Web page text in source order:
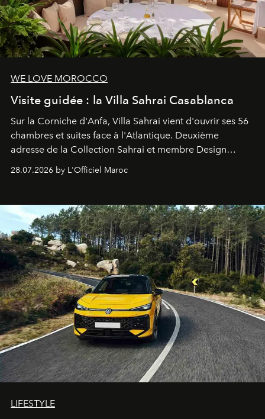
WE LOVE MOROCCO
Visite guidée : la Villa Sahrai Casablanca
Sur la Corniche d'Anfa, Villa Sahrai vient d'ouvrir ses 56
chambres et suites face à l'Atlantique. Deuxième
adresse de la Collection Sahrai et membre Design
Hotels, ce boutique-hôtel cinq étoiles signé Christophe
Pillet promet un lieu de vie complet. On y a déjeuné…
28.07.2026 by L'Officiel Maroc
LIFESTYLE